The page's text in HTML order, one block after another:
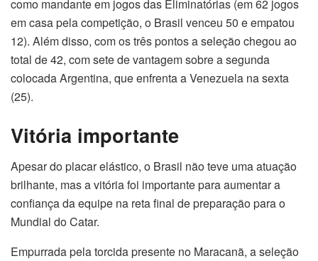
como mandante em jogos das Eliminatórias (em 62 jogos
em casa pela competição, o Brasil venceu 50 e empatou
12). Além disso, com os três pontos a seleção chegou ao
total de 42, com sete de vantagem sobre a segunda
colocada Argentina, que enfrenta a Venezuela na sexta
(25).
Vitória importante
Apesar do placar elástico, o Brasil não teve uma atuação
brilhante, mas a vitória foi importante para aumentar a
confiança da equipe na reta final de preparação para o
Mundial do Catar.
Empurrada pela torcida presente no Maracanã, a seleção